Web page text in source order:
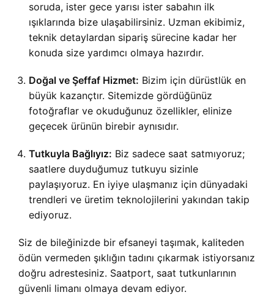
soruda, ister gece yarısı ister sabahın ilk
ışıklarında bize ulaşabilirsiniz. Uzman ekibimiz,
teknik detaylardan sipariş sürecine kadar her
konuda size yardımcı olmaya hazırdır.
Doğal ve Şeffaf Hizmet: Bizim için dürüstlük en
büyük kazançtır. Sitemizde gördüğünüz
fotoğraflar ve okuduğunuz özellikler, elinize
geçecek ürünün birebir aynısıdır.
Tutkuyla Bağlıyız: Biz sadece saat satmıyoruz;
saatlere duyduğumuz tutkuyu sizinle
paylaşıyoruz. En iyiye ulaşmanız için dünyadaki
trendleri ve üretim teknolojilerini yakından takip
ediyoruz.
Siz de bileğinizde bir efsaneyi taşımak, kaliteden
ödün vermeden şıklığın tadını çıkarmak istiyorsanız
doğru adrestesiniz. Saatport, saat tutkunlarının
güvenli limanı olmaya devam ediyor.